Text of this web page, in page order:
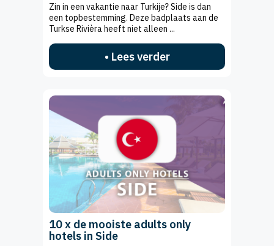
Zin in een vakantie naar Turkije? Side is dan
een topbestemming. Deze badplaats aan de
Turkse Rivièra heeft niet alleen ...
• Lees verder
10 x de mooiste adults only
hotels in Side